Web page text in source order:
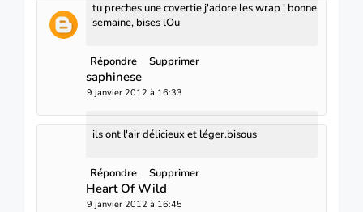
tu preches une covertie j'adore les wrap ! bonne
semaine, bises lOu
Répondre Supprimer
saphinese
9 janvier 2012 à 16:33
ils ont l'air délicieux et léger.bisous
Répondre Supprimer
Heart Of Wild
9 janvier 2012 à 16:45